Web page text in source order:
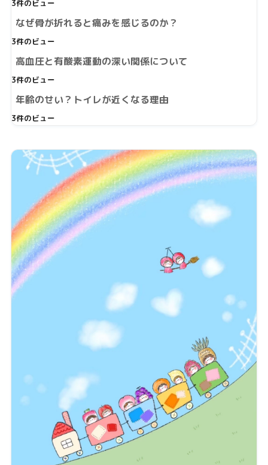
3件のビュー
なぜ骨が折れると痛みを感じるのか？
3件のビュー
高血圧と有酸素運動の深い関係について
3件のビュー
年齢のせい？トイレが近くなる理由
3件のビュー